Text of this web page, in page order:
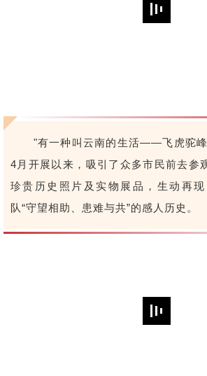
"有一种叫云南的生活——飞虎驼
4月开展以来，吸引了众多市民前去参
珍贵历史照片及实物展品，生动再
队“守望相助、患难与共”的感人历史。